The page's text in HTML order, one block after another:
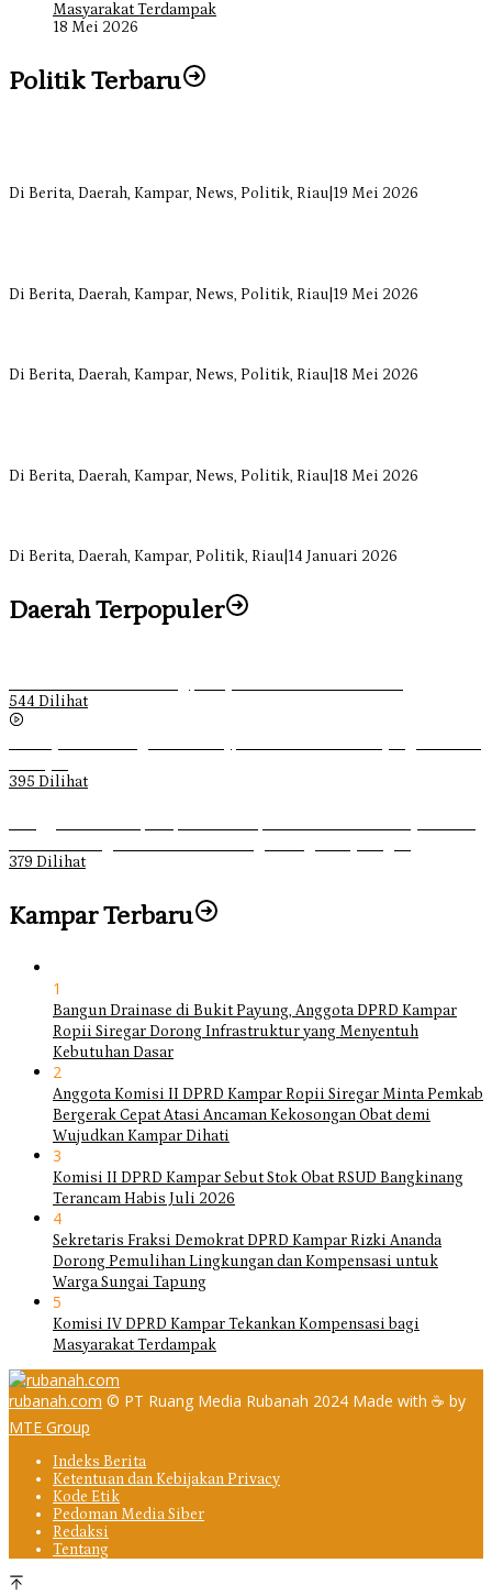
Masyarakat Terdampak
18 Mei 2026
Politik Terbaru
Di Berita, Daerah, Kampar, News, Politik, Riau 19 Mei 2026
Di Berita, Daerah, Kampar, News, Politik, Riau 19 Mei 2026
Di Berita, Daerah, Kampar, News, Politik, Riau 18 Mei 2026
Di Berita, Daerah, Kampar, News, Politik, Riau 18 Mei 2026
Di Berita, Daerah, Kampar, Politik, Riau 14 Januari 2026
Daerah Terpopuler
544 Dilihat
395 Dilihat
379 Dilihat
Kampar Terbaru
1
Bangun Drainase di Bukit Payung, Anggota DPRD Kampar
Ropii Siregar Dorong Infrastruktur yang Menyentuh
Kebutuhan Dasar
2
Anggota Komisi II DPRD Kampar Ropii Siregar Minta Pemkab
Bergerak Cepat Atasi Ancaman Kekosongan Obat demi
Wujudkan Kampar Dihati
3
Komisi II DPRD Kampar Sebut Stok Obat RSUD Bangkinang
Terancam Habis Juli 2026
4
Sekretaris Fraksi Demokrat DPRD Kampar Rizki Ananda
Dorong Pemulihan Lingkungan dan Kompensasi untuk
Warga Sungai Tapung
5
Komisi IV DPRD Kampar Tekankan Kompensasi bagi
Masyarakat Terdampak
rubanah.com © PT Ruang Media Rubanah 2024 Made with ☕ by
MTE Group
Indeks Berita
Ketentuan dan Kebijakan Privacy
Kode Etik
Pedoman Media Siber
Redaksi
Tentang